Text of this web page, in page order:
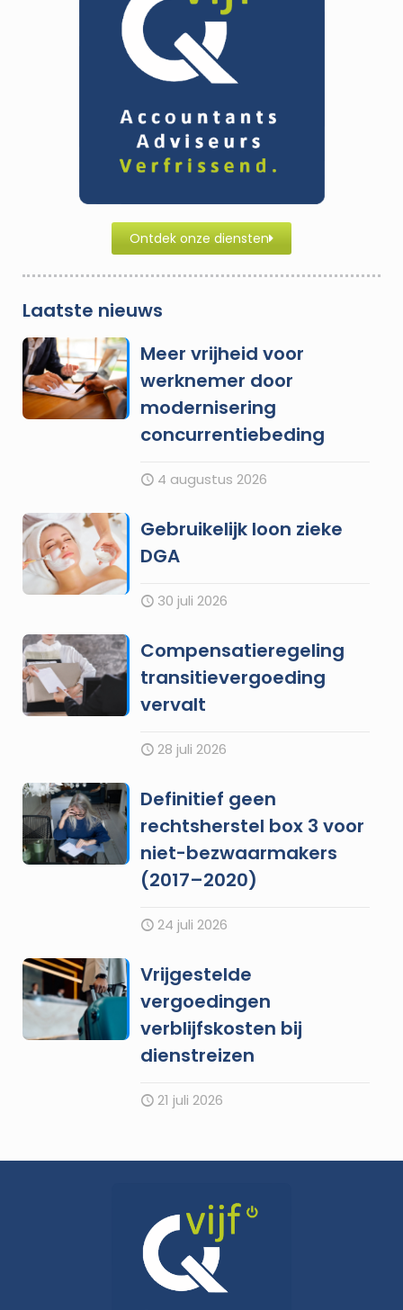
Ontdek onze diensten
Laatste nieuws
Meer vrijheid voor
werknemer door
modernisering
concurrentiebeding
4 augustus 2026
Gebruikelijk loon zieke
DGA
30 juli 2026
Compensatieregeling
transitievergoeding
vervalt
28 juli 2026
Definitief geen
rechtsherstel box 3 voor
niet-bezwaarmakers
(2017–2020)
24 juli 2026
Vrijgestelde
vergoedingen
verblijfskosten bij
dienstreizen
21 juli 2026